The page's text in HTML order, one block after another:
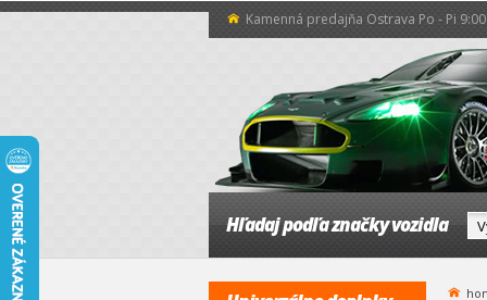
Kamenná predajňa Ostrava Po - Pi
Hľadaj podľa značky vozidla